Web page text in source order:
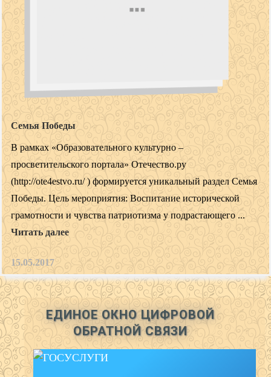
Семья Победы
В рамках «Образовательного культурно –
просветительского портала» Отечество.ру
(http://ote4estvo.ru/ ) формируется уникальный раздел Семья
Победы. Цель мероприятия: Воспитание исторической
грамотности и чувства патриотизма у подрастающего ...
Читать далее
15.05.2017
ЕДИНОЕ ОКНО ЦИФРОВОЙ
ОБРАТНОЙ СВЯЗИ